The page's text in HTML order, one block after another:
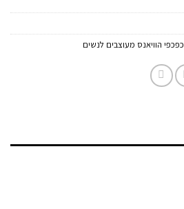
כפכפי הוויאנס מעוצבים לנשים